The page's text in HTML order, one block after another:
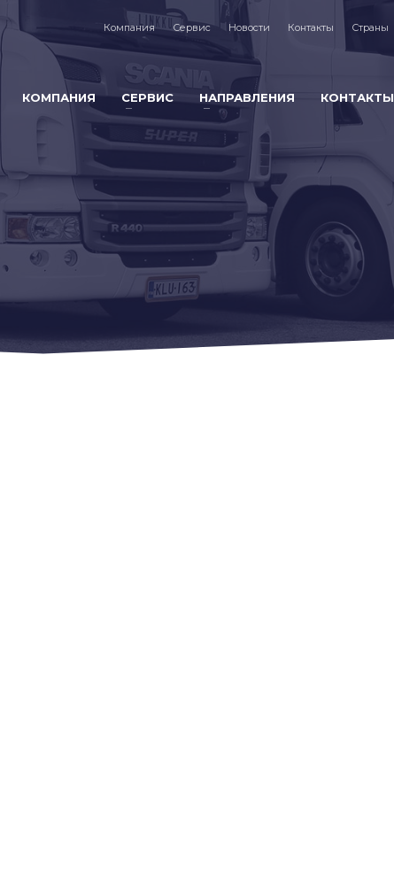
Компания Сервис Новости Контакты Страны
КОМПАНИЯ СЕРВИС НАПРАВЛЕНИЯ КОНТАКТЫ